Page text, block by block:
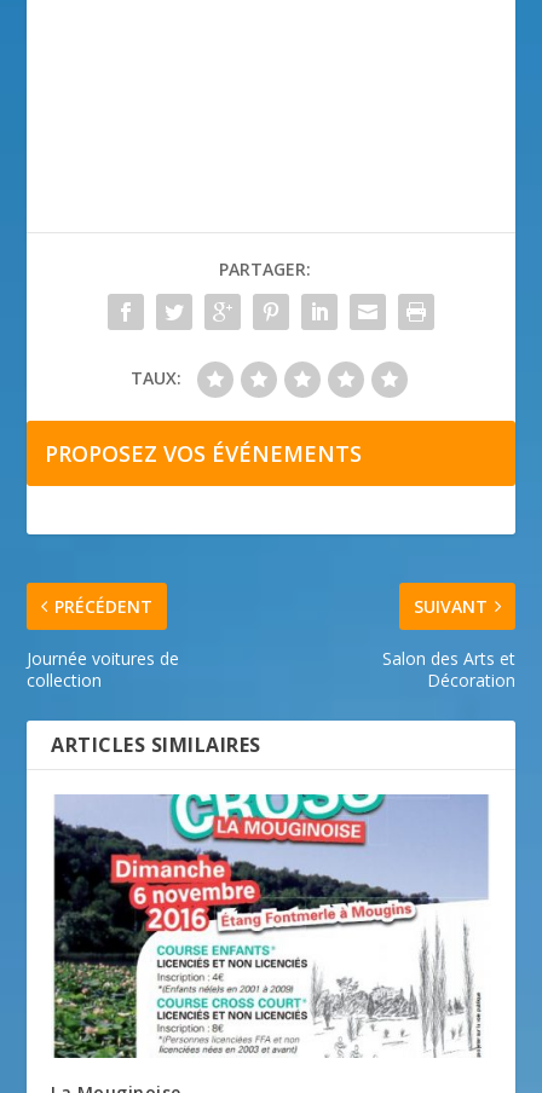
PARTAGER:
TAUX:
PROPOSEZ VOS ÉVÉNEMENTS
PRÉCÉDENT
Journée voitures de
collection
SUIVANT
Salon des Arts et
Décoration
ARTICLES SIMILAIRES